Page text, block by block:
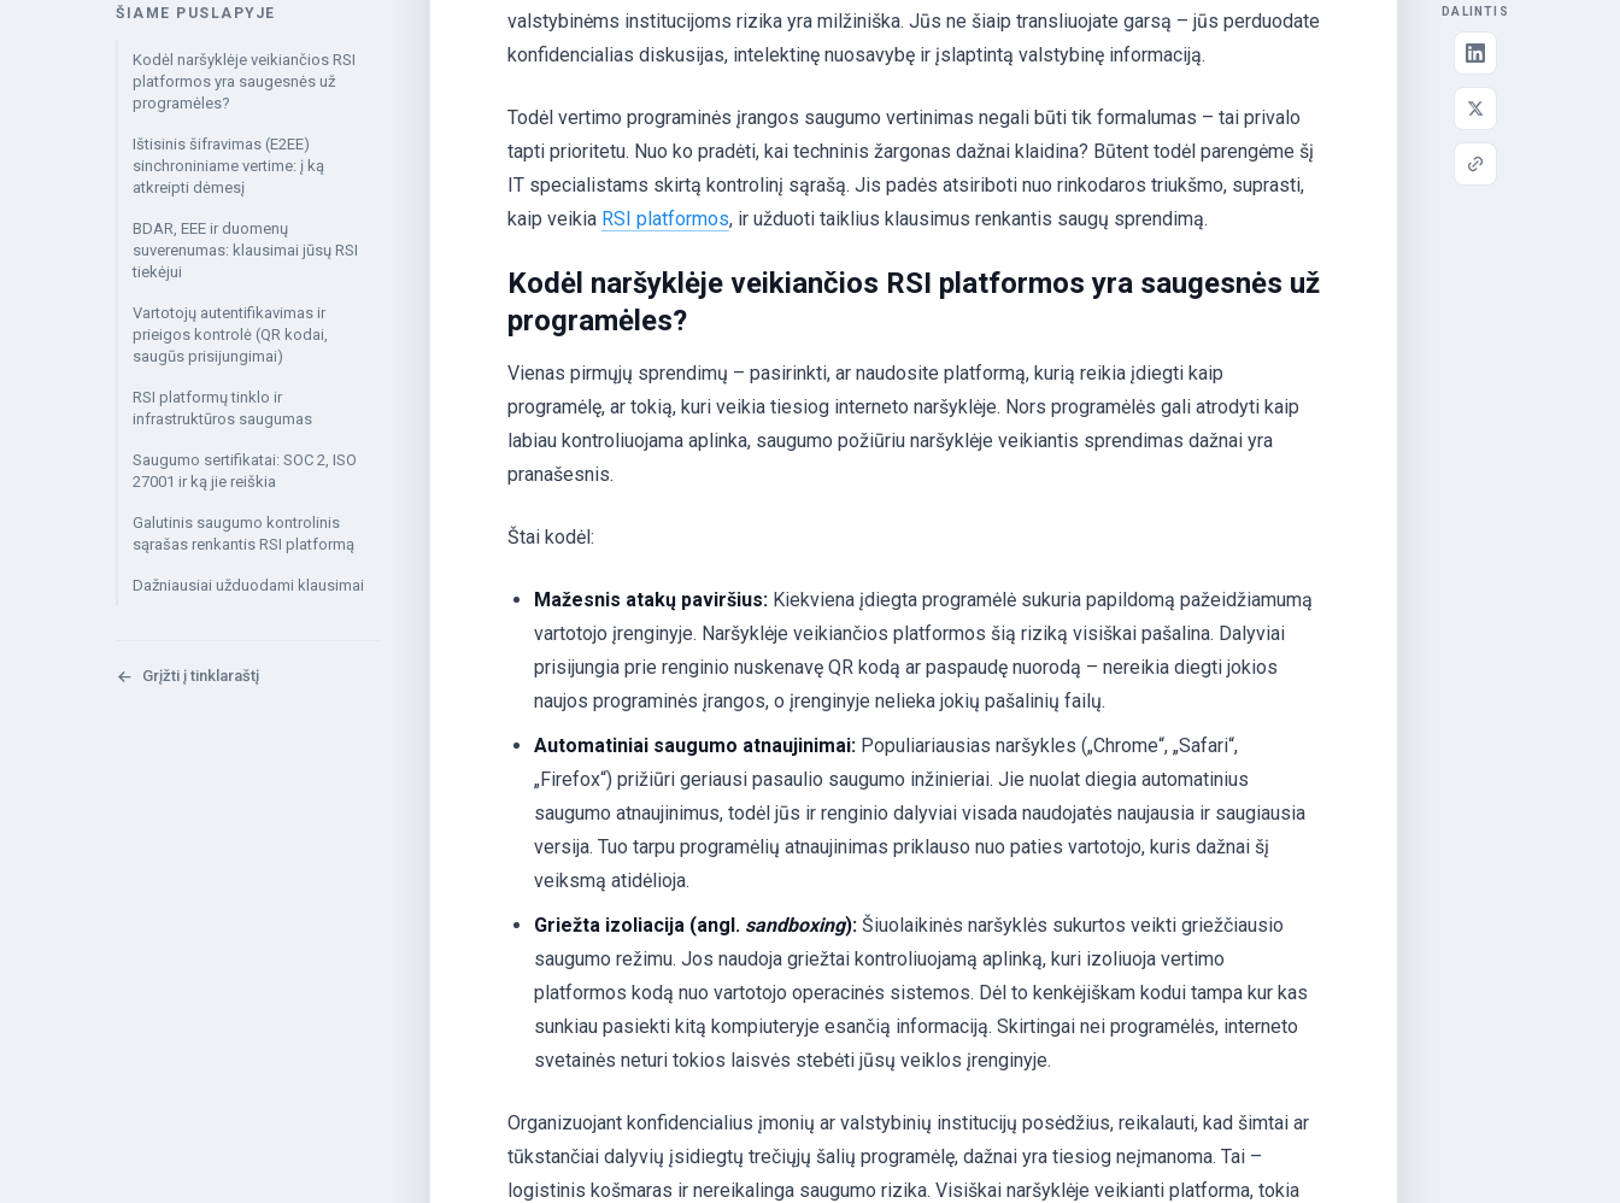
ŠIAME PUSLAPYJE
Kodėl naršyklėje veikiančios RSI
platformos yra saugesnės už
programėles?
Ištisinis šifravimas (E2EE)
sinchroniniame vertime: į ką
atkreipti dėmesį
BDAR, EEE ir duomenų
suverenumas: klausimai jūsų RSI
tiekėjui
Vartotojų autentifikavimas ir
prieigos kontrolė (QR kodai,
saugūs prisijungimai)
RSI platformų tinklo ir
infrastruktūros saugumas
Saugumo sertifikatai: SOC 2, ISO
27001 ir ką jie reiškia
Galutinis saugumo kontrolinis
sąrašas renkantis RSI platformą
Dažniausiai užduodami klausimai
Grįžti į tinklaraštį
valstybinėms institucijoms rizika yra milžiniška. Jūs ne šiaip transliuojate garsą – jūs perduodate
konfidencialias diskusijas, intelektinę nuosavybę ir įslaptintą valstybinę informaciją.
Todėl vertimo programinės įrangos saugumo vertinimas negali būti tik formalumas – tai privalo
tapti prioritetu. Nuo ko pradėti, kai techninis žargonas dažnai klaidina? Būtent todėl parengėme šį
IT specialistams skirtą kontrolinį sąrašą. Jis padės atsiriboti nuo rinkodaros triukšmo, suprasti,
kaip veikia RSI platformos, ir užduoti taiklius klausimus renkantis saugų sprendimą.
Kodėl naršyklėje veikiančios RSI platformos yra saugesnės už
programėles?
Vienas pirmųjų sprendimų – pasirinkti, ar naudosite platformą, kurią reikia įdiegti kaip
programėlę, ar tokią, kuri veikia tiesiog interneto naršyklėje. Nors programėlės gali atrodyti kaip
labiau kontroliuojama aplinka, saugumo požiūriu naršyklėje veikiantis sprendimas dažnai yra
pranašesnis.
Štai kodėl:
Mažesnis atakų paviršius: Kiekviena įdiegta programėlė sukuria papildomą pažeidžiamumą
vartotojo įrenginyje. Naršyklėje veikiančios platformos šią riziką visiškai pašalina. Dalyviai
prisijungia prie renginio nuskenavę QR kodą ar paspaudę nuorodą – nereikia diegti jokios
naujos programinės įrangos, o įrenginyje nelieka jokių pašalinių failų.
Automatiniai saugumo atnaujinimai: Populiariausias naršykles („Chrome“, „Safari“,
„Firefox“) prižiūri geriausi pasaulio saugumo inžinieriai. Jie nuolat diegia automatinius
saugumo atnaujinimus, todėl jūs ir renginio dalyviai visada naudojatės naujausia ir saugiausia
versija. Tuo tarpu programėlių atnaujinimas priklauso nuo paties vartotojo, kuris dažnai šį
veiksmą atidėlioja.
Griežta izoliacija (angl. sandboxing): Šiuolaikinės naršyklės sukurtos veikti griežčiausio
saugumo režimu. Jos naudoja griežtai kontroliuojamą aplinką, kuri izoliuoja vertimo
platformos kodą nuo vartotojo operacinės sistemos. Dėl to kenkėjiškam kodui tampa kur kas
sunkiau pasiekti kitą kompiuteryje esančią informaciją. Skirtingai nei programėlės, interneto
svetainės neturi tokios laisvės stebėti jūsų veiklos įrenginyje.
Organizuojant konfidencialius įmonių ar valstybinių institucijų posėdžius, reikalauti, kad šimtai ar
tūkstančiai dalyvių įsidiegtų trečiųjų šalių programėlę, dažnai yra tiesiog neįmanoma. Tai –
logistinis košmaras ir nereikalinga saugumo rizika. Visiškai naršyklėje veikianti platforma, tokia
DALINTIS